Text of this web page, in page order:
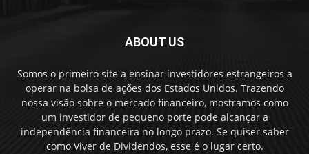
ABOUT US
Somos o primeiro site a ensinar investidores estrangeiros a
operar na bolsa de ações dos Estados Unidos. Trazendo
nossa visão sobre o mercado financeiro, mostramos como
um investidor de pequeno porte pode alcançar a
independência financeira no longo prazo. Se quiser saber
como Viver de Dividendos, esse é o lugar certo.